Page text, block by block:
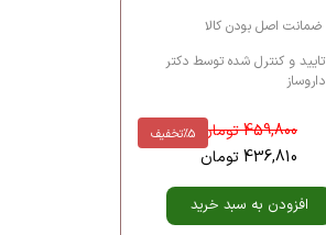
ضمانت اصل بودن کالا
تایید و کنترل شده توسط دکتر
داروساز
%5تخفیف 459,800تومان
436,810تومان
افزودن به سبد خرید